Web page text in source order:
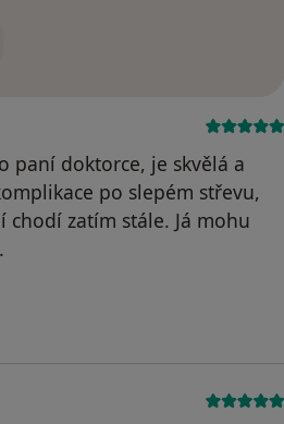
paní doktorce, je skvělá a
po slepém střevu,
zatím stále. Já mohu